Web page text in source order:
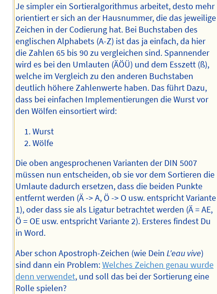
Je simpler ein Sortieralgorithmus arbeitet, desto mehr
orientiert er sich an der Hausnummer, die das jeweilige
Zeichen in der Codierung hat. Bei Buchstaben des
englischen Alphabets (A-Z) ist das ja einfach, da hier
die Zahlen 65 bis 90 zu vergleichen sind. Spannender
wird es bei den Umlauten (ÄÖÜ) und dem Esszett (ß),
welche im Vergleich zu den anderen Buchstaben
deutlich höhere Zahlenwerte haben. Das führt Dazu,
dass bei einfachen Implementierungen die Wurst vor
den Wölfen einsortiert wird:
Wurst
Wölfe
Die oben angesprochenen Varianten der DIN 5007
müssen nun entscheiden, ob sie vor dem Sortieren die
Umlaute dadurch ersetzen, dass die beiden Punkte
entfernt werden (Ä -> A, Ö -> O usw. entspricht Variante
1), oder dass sie als Ligatur betrachtet werden (Ä = AE,
Ö = OE usw. entspricht Variante 2). Ersteres findest Du
in Word.
Aber schon Apostroph-Zeichen (wie Dein L'eau vive)
sind dann ein Problem:Welches Zeichen genau wurde
denn verwendet, und soll das bei der Sortierung eine
Rolle spielen?